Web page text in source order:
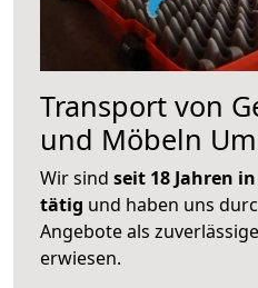
Transport von
und Möbeln
Wir sind seit 18 Jahren
tätig und haben uns
Angebote als
erwiesen.